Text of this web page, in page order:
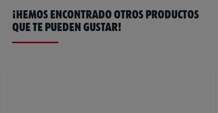
¡HEMOS ENCONTRADO OTROS PRODUCTOS
QUE TE PUEDEN GUSTAR!